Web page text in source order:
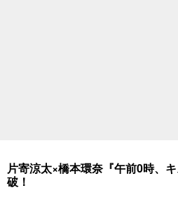
片寄涼太×橋本環奈『午前0時、
破！